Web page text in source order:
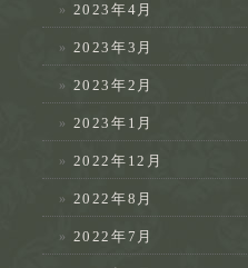
2023年4月
2023年3月
2023年2月
2023年1月
2022年12月
2022年8月
2022年7月